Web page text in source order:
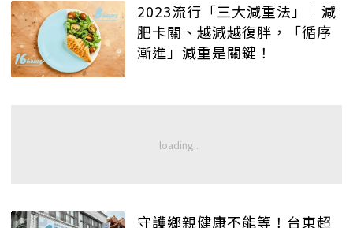
2023流行「三大減重法」｜減
肥卡關、越減越復胖，「循序
漸進」減重是關鍵！
守護鄉親健康不能等！台東超